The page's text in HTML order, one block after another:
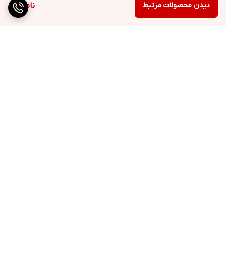
ناموجود دیدن محصولات مرتبط